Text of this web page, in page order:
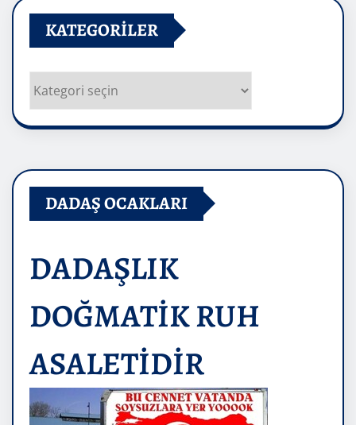
KATEGORILER
Kategoriler
DADAŞ OCAKLARI
DADAŞLIK
DOĞMATİK RUH
ASALETİDİR